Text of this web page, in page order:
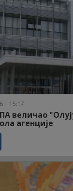
| 15:17
величао
агенције